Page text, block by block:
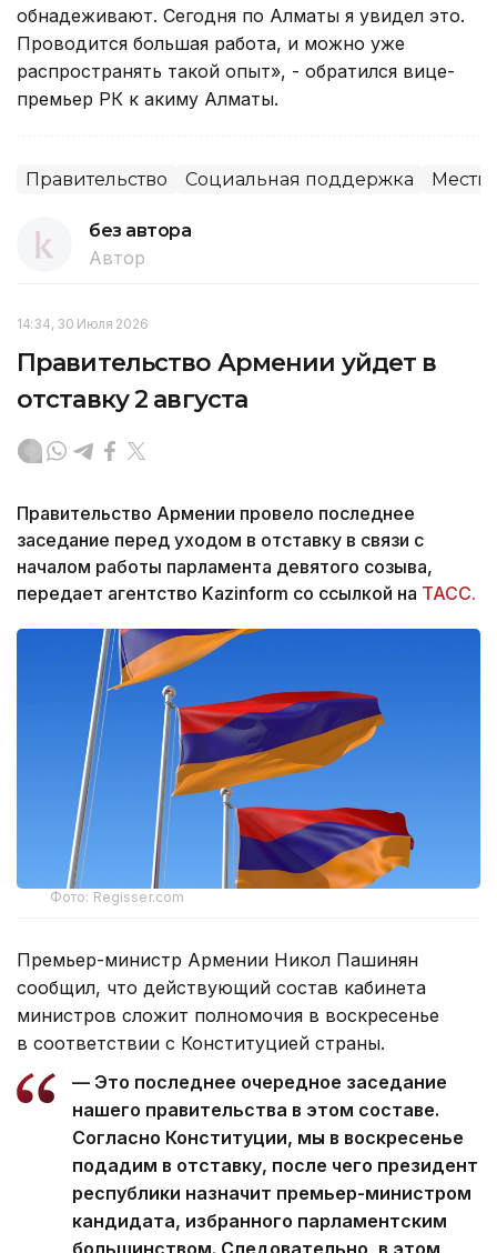
обнадеживают. Сегодня по Алматы я увидел это.
Проводится большая работа, и можно уже
распространять такой опыт», - обратился вице-
премьер РК к акиму Алматы.
Правительство Социальная поддержка
без автора
Автор
14:34, 30 Июля 2026
Правительство Армении уйдет в
отставку 2 августа
Правительство Армении провело последнее
заседание перед уходом в отставку в связи с
началом работы парламента девятого созыва,
передает агентство Kazinform со ссылкой на ТАСС.
Фото: Regisser.com
Премьер-министр Армении Никол Пашинян
сообщил, что действующий состав кабинета
министров сложит полномочия в воскресенье
в соответствии с Конституцией страны.
— Это последнее очередное заседание
нашего правительства в этом составе.
Согласно Конституции, мы в воскресенье
подадим в отставку, после чего президент
республики назначит премьер-министром
кандидата, избранного парламентским